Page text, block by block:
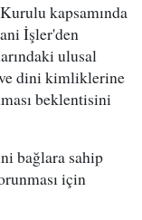
kapsamında
İşler'den
ulusal
dini kimliklerine
beklentisini
bağlara sahip
için